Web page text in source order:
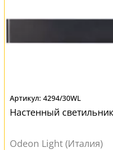
4294/30WL
Настенный
Odeon Light (Италия)